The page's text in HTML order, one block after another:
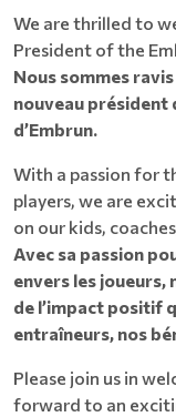
We are thrilled to
President of the
Nous sommes
nouveau président
d’Embrun.
With a passion for
players, we are
on our kids,
Avec sa passion
envers les joueurs,
de l’impact positif
entraîneurs, nos
Please join us in
forward to an